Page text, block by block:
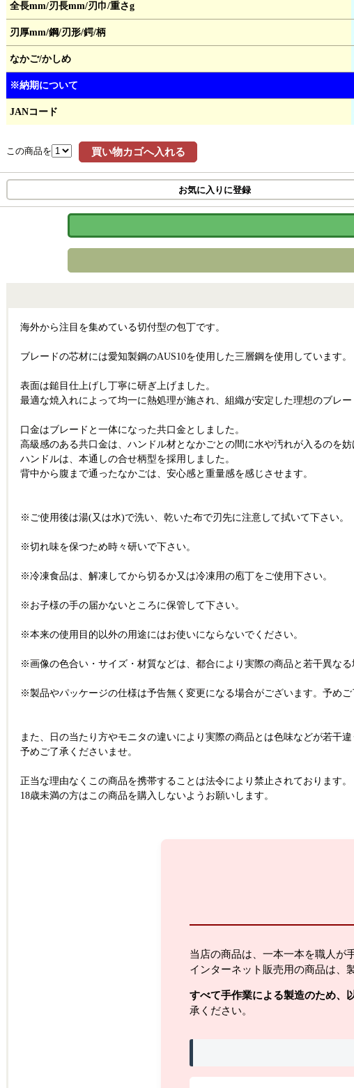
全長mm/刃長mm/刃巾/重さg
刃厚mm/鋼/刃形/鍔/柄
なかご/かしめ
※納期について
JANコード
この商品を 買い物カゴへ入れる
お気に入りに登録
海外から注目を集めている切付型の包丁です。
ブレードの芯材には愛知製鋼のAUS10を使用した三層鋼を使用しています。
表面は鎚目仕上げし丁寧に研ぎ上げました。
最適な焼入れによって均一に熱処理が施され、組織が安定した理想のブレー
口金はブレードと一体になった共口金としました。
高級感のある共口金は、ハンドル材となかごとの間に水や汚れが入るのを妨
ハンドルは、本通しの合せ柄型を採用しました。
背中から腹まで通ったなかごは、安心感と重量感を感じさせます。
※ご使用後は湯(又は水)で洗い、乾いた布で刃先に注意して拭いて下さい。
※切れ味を保つため時々研いで下さい。
※冷凍食品は、解凍してから切るか又は冷凍用の庖丁をご使用下さい。
※お子様の手の届かないところに保管して下さい。
※本来の使用目的以外の用途にはお使いにならないでください。
※画像の色合い・サイズ・材質などは、都合により実際の商品と若干異なる
※製品やパッケージの仕様は予告無く変更になる場合がございます。予めご
また、日の当たり方やモニタの違いにより実際の商品とは色味などが若干違
予めご了承くださいませ。
正当な理由なくこの商品を携帯することは法令により禁止されております。
18歳未満の方はこの商品を購入しないようお願いします。
当店の商品は、一本一本を職人が
インターネット販売用の商品は、
すべて手作業による製造のため、
承ください。